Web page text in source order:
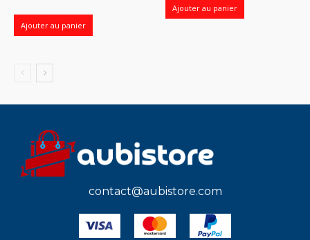
Ajouter au panier
Ajouter au panier
contact@aubistore.com